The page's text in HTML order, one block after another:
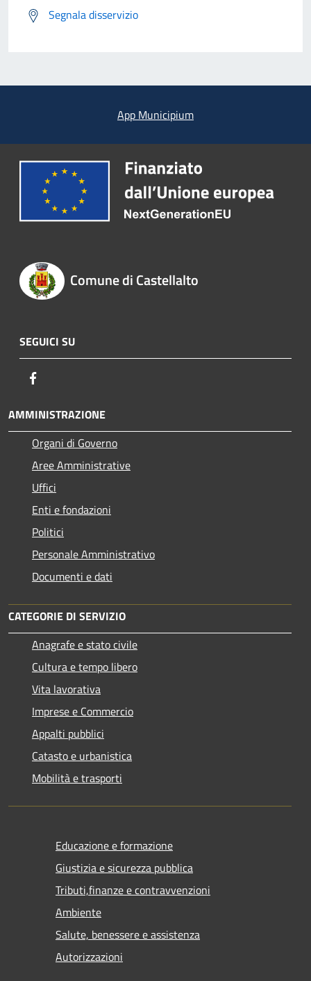
Segnala disservizio
App Municipium
Comune di Castellalto
SEGUICI SU
AMMINISTRAZIONE
Organi di Governo
Aree Amministrative
Uffici
Enti e fondazioni
Politici
Personale Amministrativo
Documenti e dati
CATEGORIE DI SERVIZIO
Anagrafe e stato civile
Cultura e tempo libero
Vita lavorativa
Imprese e Commercio
Appalti pubblici
Catasto e urbanistica
Mobilità e trasporti
Educazione e formazione
Giustizia e sicurezza pubblica
Tributi,finanze e contravvenzioni
Ambiente
Salute, benessere e assistenza
Autorizzazioni